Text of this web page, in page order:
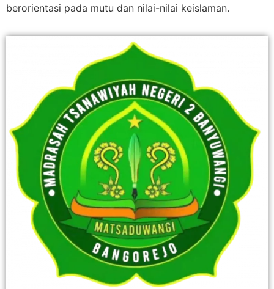
berorientasi pada mutu dan nilai-nilai keislaman.